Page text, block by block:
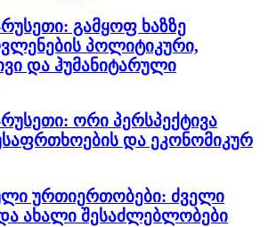
გამყოფ ხაზზე
პოლიტიკური,
და ჰუმანიტარული
ორი პერსპექტივა
და ეკონომიკურ
ურთიერთობები: ძველი
ახალი შესაძლებლობები